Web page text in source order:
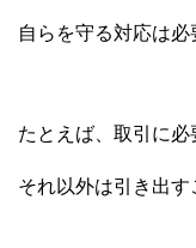
自らを守る対応は必
たとえば、取引に
それ以外は引き出す